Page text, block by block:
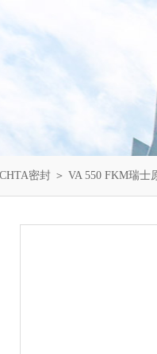
密封 ＞ VA 550 FKM瑞